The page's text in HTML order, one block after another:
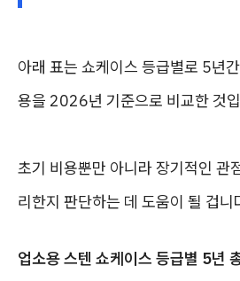
아래 표는 쇼케이스 등급별로 5년
용을 2026년 기준으로 비교한 것
초기 비용뿐만 아니라 장기적인 관
리한지 판단하는 데 도움이 될 겁니
업소용 스텐 쇼케이스 등급별 5년